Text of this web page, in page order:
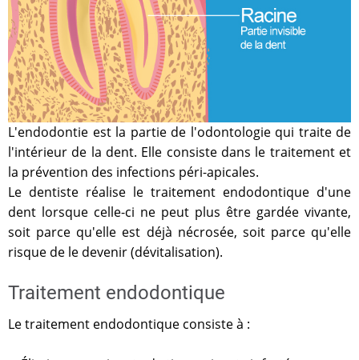
L'endodontie est la partie de l'odontologie qui traite de
l'intérieur de la dent. Elle consiste dans le traitement et
la prévention des infections péri-apicales.
Le dentiste réalise le traitement endodontique d'une
dent lorsque celle-ci ne peut plus être gardée vivante,
soit parce qu'elle est déjà nécrosée, soit parce qu'elle
risque de le devenir (dévitalisation).
Traitement endodontique
Le traitement endodontique consiste à :